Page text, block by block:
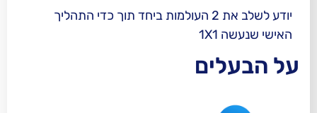
יודע לשלב את 2 העולמות ביחד תוך כדי התהליך